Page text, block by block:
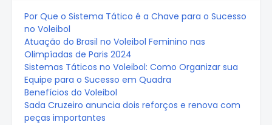
Por Que o Sistema Tático é a Chave para o Sucesso
no Voleibol
Atuação do Brasil no Voleibol Feminino nas
Olimpíadas de Paris 2024
Sistemas Táticos no Voleibol: Como Organizar sua
Equipe para o Sucesso em Quadra
Benefícios do Voleibol
Sada Cruzeiro anuncia dois reforços e renova com
peças importantes